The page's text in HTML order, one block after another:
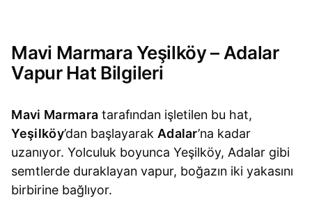
Mavi Marmara Yeşilköy – Adalar
Vapur Hat Bilgileri
Mavi Marmara tarafından işletilen bu hat,
Yeşilköy’dan başlayarak Adalar’na kadar
uzanıyor. Yolculuk boyunca Yeşilköy, Adalar gibi
semtlerde duraklayan vapur, boğazın iki yakasını
birbirine bağlıyor.